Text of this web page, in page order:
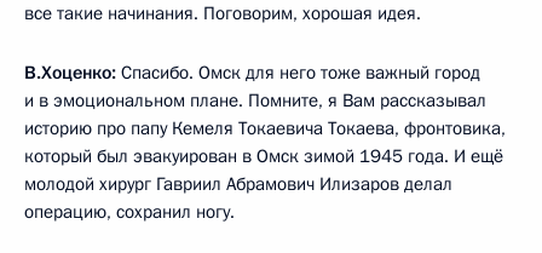
все такие начинания. Поговорим, хорошая идея.
В.Хоценко: Спасибо. Омск для него тоже важный город
и в эмоциональном плане. Помните, я Вам рассказывал
историю про папу Кемеля Токаевича Токаева, фронтовика,
который был эвакуирован в Омск зимой 1945 года. И ещё
молодой хирург Гавриил Абрамович Илизаров делал
операцию, сохранил ногу.